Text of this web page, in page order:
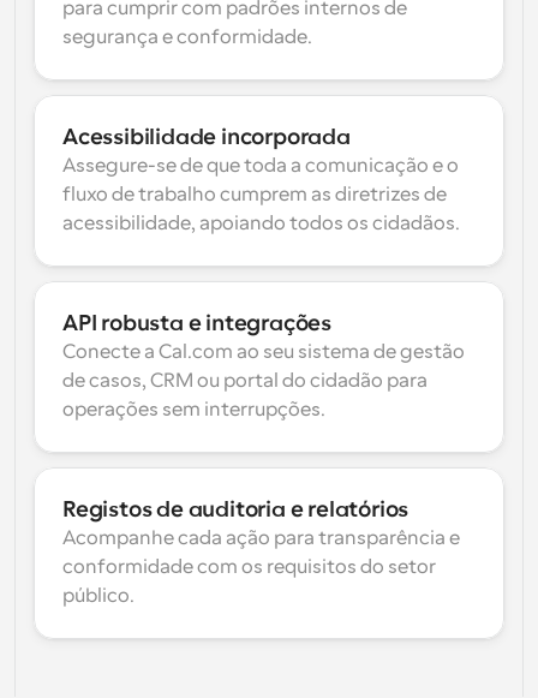
para cumprir com padrões internos de
segurança e conformidade.
Acessibilidade incorporada
Assegure-se de que toda a comunicação e o
fluxo de trabalho cumprem as diretrizes de
acessibilidade, apoiando todos os cidadãos.
API robusta e integrações
Conecte a Cal.com ao seu sistema de gestão
de casos, CRM ou portal do cidadão para
operações sem interrupções.
Registos de auditoria e relatórios
Acompanhe cada ação para transparência e
conformidade com os requisitos do setor
público.